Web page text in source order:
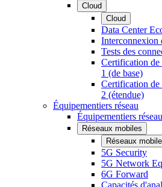
Cloud
Cloud
Data Center
Interconnexion
Tests des
Certification de
1 (de base)
Certification de
2 (étendue)
Équipementiers réseau
Équipementiers réseau
Réseaux mobiles
Réseaux
5G Security
5G Network
6G Forward